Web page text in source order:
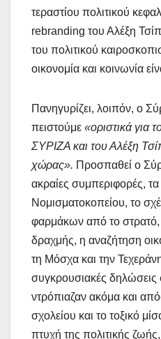
τεραστίου πολιτικού
rebranding του Αλέξη
του πολιτικού
οικονομία και κοινωνία
Πανηγυρίζει, λοιπόν, ο
πειστούμε «οριστικά για
ΣΥΡΙΖΑ και του Αλέξη
χώρας». Προσπαθεί ο
ακραίες συμπεριφορές,
Νομισματοκοπείου, το
φαρμάκων από το στρατό,
δραχμής, η αναζήτηση
τη Μόσχα και την
συγκρουσιακές δηλώσεις
ντρόπιαζαν ακόμα και
σχολείου και το τοξικό
πτυχή της πολιτικής